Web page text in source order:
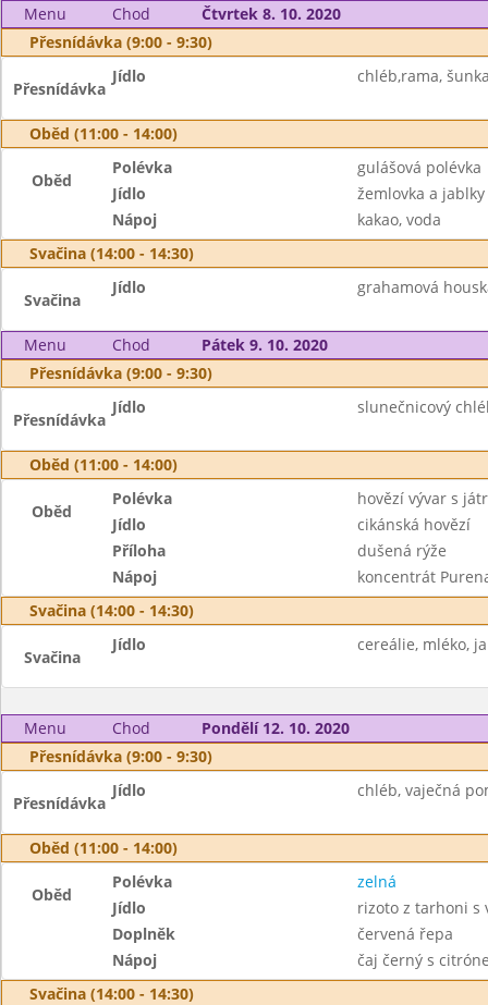
Menu Chod
Čtvrtek 8. 10. 2020
Přesnídávka (9:00 - 9:30)
Přesnídávka
Jídlo chléb,rama,
Oběd (11:00 - 14:00)
Oběd
Polévka
gulášová polévka
Jídlo
žemlovka a
Nápoj
kakao, voda
Svačina (14:00 - 14:30)
Svačina
Jídlo grahamová
Menu Chod
Pátek 9. 10. 2020
Přesnídávka (9:00 - 9:30)
Přesnídávka
Jídlo slunečnicový
Oběd (11:00 - 14:00)
Oběd
Polévka
hovězí vývar s
Jídlo
cikánská hovězí
Příloha
dušená rýže
Nápoj
koncentrát
Svačina (14:00 - 14:30)
Svačina
Jídlo cereálie, mléko,
Menu Chod
Pondělí 12. 10. 2020
Přesnídávka (9:00 - 9:30)
Přesnídávka
Jídlo chléb, vaječná
Oběd (11:00 - 14:00)
Oběd
Polévka
zelná
Jídlo
rizoto z tarhoni s
Doplněk
červená řepa
Nápoj
čaj černý s
Svačina (14:00 - 14:30)